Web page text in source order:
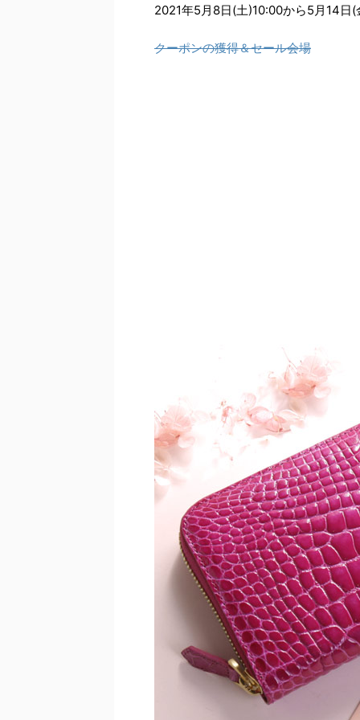
2021年5月8日(土)10:00から5月14日
クーポンの獲得＆セール会場